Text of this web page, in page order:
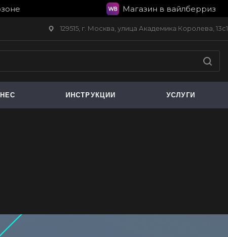
Магазин в вайлберриз
129515, г. Москва, улица Академика Королева, 13с1
ИНСТРУКЦИИ УСЛУГИ